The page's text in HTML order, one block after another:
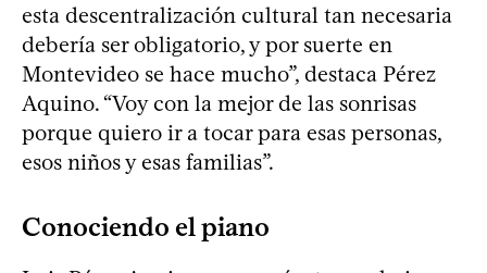
esta descentralización cultural tan necesaria
debería ser obligatorio, y por suerte en
Montevideo se hace mucho”, destaca Pérez
Aquino. “Voy con la mejor de las sonrisas
porque quiero ir a tocar para esas personas,
esos niños y esas familias”.
Conociendo el piano